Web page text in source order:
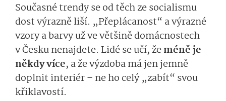
Současné trendy se od těch ze socialismu
dost výrazně liší. „Přeplácanost“ a výrazné
vzory a barvy už ve většině domácnostech
v Česku nenajdete. Lidé se učí, žeméně je
někdy více, a že výzdoba má jen jemně
doplnit interiér – ne ho celý „zabít“ svou
křiklavostí.